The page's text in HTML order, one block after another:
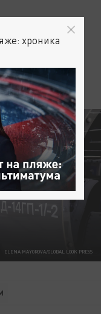
ELENA MAYOROVA/GLOBAL LOOK PRESS
хроника